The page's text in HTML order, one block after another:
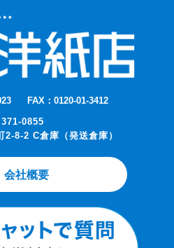
FAX：0120-01-3412
0855
2-8-2 C倉庫（発送倉庫）
会社概要